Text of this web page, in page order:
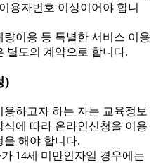
용자번호 이상이어야 합니
이용 등 특별한 서비스 이용
별도의 계약으로 합니다.
)
하고자 하는 자는 교육정보
식에 따라 온라인신청을 이용
을 해야 합니다.
14세 미만인자일 경우에는